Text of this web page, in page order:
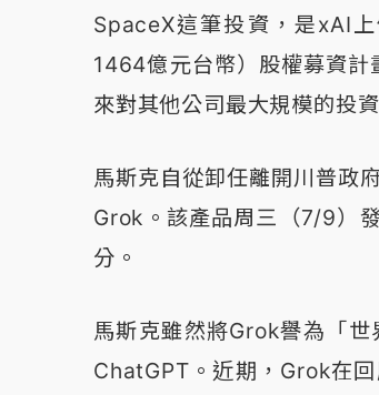
SpaceX這筆投資，是xAI
1464億元台幣）股權募資
來對其他公司最大規模的投
馬斯克自從卸任離開川普政
Grok。該產品周三（7/9）
分。
馬斯克雖然將Grok譽為「
ChatGPT。近期，Grok在